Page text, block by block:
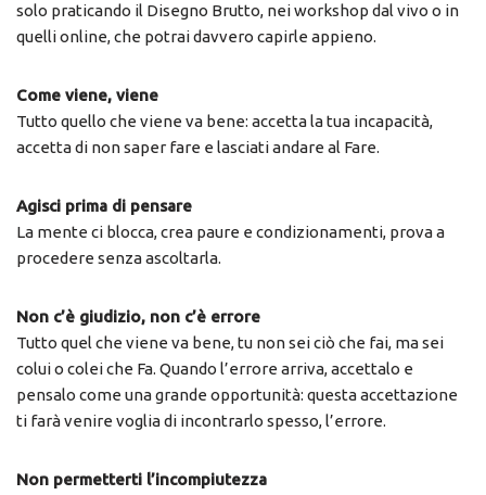
solo praticando il Disegno Brutto, nei workshop dal vivo o in
quelli online, che potrai davvero capirle appieno.
Come viene, viene
Tutto quello che viene va bene: accetta la tua incapacità,
accetta di non saper fare e lasciati andare al Fare.
Agisci prima di pensare
La mente ci blocca, crea paure e condizionamenti, prova a
procedere senza ascoltarla.
Non c’è giudizio, non c’è errore
Tutto quel che viene va bene, tu non sei ciò che fai, ma sei
colui o colei che Fa. Quando l’errore arriva, accettalo e
pensalo come una grande opportunità: questa accettazione
ti farà venire voglia di incontrarlo spesso, l’errore.
Non permetterti l’incompiutezza